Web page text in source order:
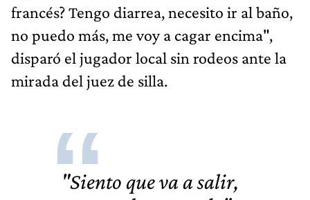
francés? Tengo diarrea, necesito ir al baño,
no puedo más, me voy a cagar encima",
disparó el jugador local sin rodeos ante la
mirada del juez de silla.
"Siento que va a salir,